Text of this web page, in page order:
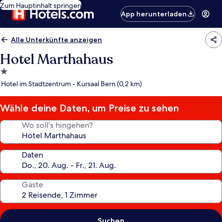
Zum Hauptinhalt springen
App herunterladen
Alle Unterkünfte anzeigen
Hotel Marthahaus
1.0-
Stern-
Hotel im Stadtzentrum - Kursaal Bern (0,2 km)
Wähle deine Daten, um Preise zu sehen
Wo soll’s hingehen?
Daten
Gäste